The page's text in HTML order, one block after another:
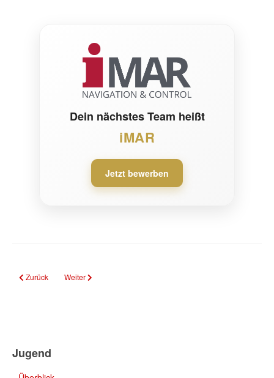
Dein nächstes Team heißt
iMAR
Jetzt bewerben
Vorheriger Beitrag: U20-DM in Saarbrücken: Deutschlands Volleyball-
Zurück Nächster Beitrag: U14 Saarlandmeister
Weiter
Jugend